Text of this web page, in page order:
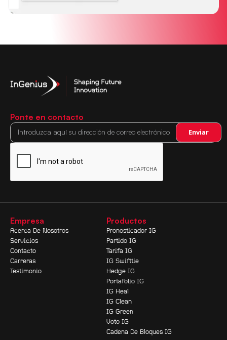
Ponte en contacto
Empresa
Acerca De Nosotros
Servicios
Contacto
Carreras
Testimonio
Productos
Pronosticador IG
Partido IG
Tarifa IG
IG Swifttie
Hedge IG
Portafolio IG
IG Heal
IG Clean
IG Green
Voto IG
Cadena De Bloques IG